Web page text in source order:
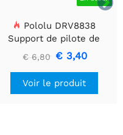
Pololu DRV8838
Support de pilote de
moteur CC à balais simple
€ 6,80 € 3,40
Voir le produit